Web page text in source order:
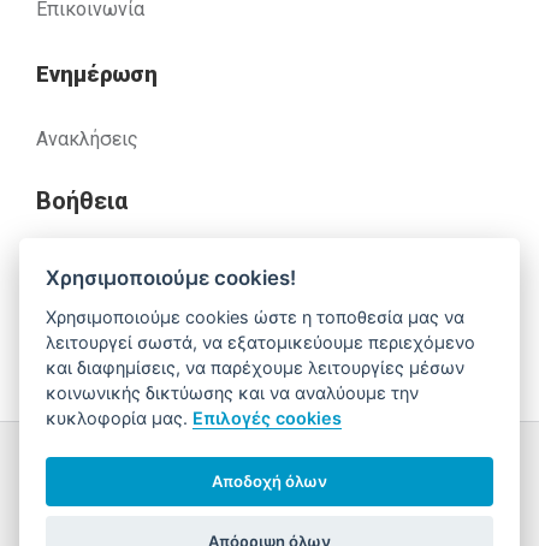
Επικοινωνία
Ενημέρωση
Ανακλήσεις
Βοήθεια
Έχετε απορίες. Χρειάζεστε βοήθεια;
210 52 14 037 support@alfa-pharm.gr
Copyright © 2026 AlfaPharm Α.Ε.
Sitemap
Ρυθμίσεις
Χρησιμοποιούμε cookies!
Χρησιμοποιούμε cookies ώστε η τοποθεσία μας να
λειτουργεί σωστά, να εξατομικεύουμε περιεχόμενο
και διαφημίσεις, να παρέχουμε λειτουργίες μέσων
κοινωνικής δικτύωσης και να αναλύουμε την
κυκλοφορία μας. Επιλογές cookies
Αποδοχή όλων
Απόρριψη όλων